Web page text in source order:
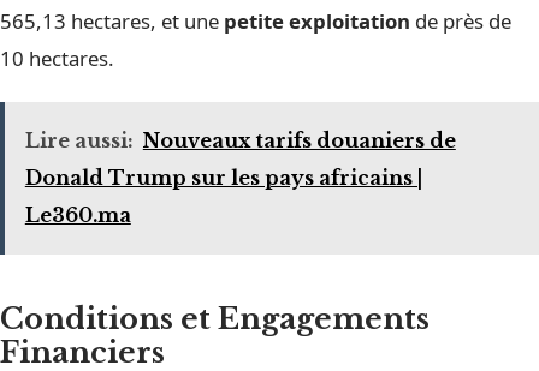
565,13 hectares, et une petite exploitation de près de
10 hectares.
Lire aussi: Nouveaux tarifs douaniers de
Donald Trump sur les pays africains |
Le360.ma
Conditions et Engagements
Financiers